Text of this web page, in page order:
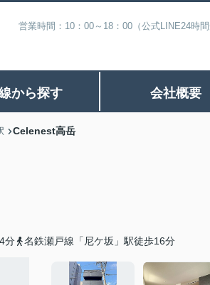
営業時間：10：00～18：00（公式LINE24時
から探す 会社概要
Celenest高岳
分 名鉄瀬戸線「尼ケ坂」駅徒歩16分